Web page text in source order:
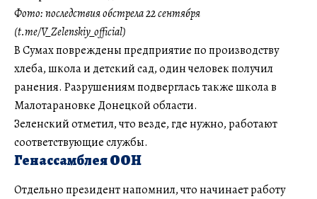
Фото: последствия обстрела 22 сентября
(t.me/V_Zelenskiy_official)
В Сумах повреждены предприятие по производству
хлеба, школа и детский сад, один человек получил
ранения. Разрушениям подверглась также школа в
Малотарановке Донецкой области.
Зеленский отметил, что везде, где нужно, работают
соответствующие службы.
Генассамблея ООН
Отдельно президент напомнил, что начинает работу